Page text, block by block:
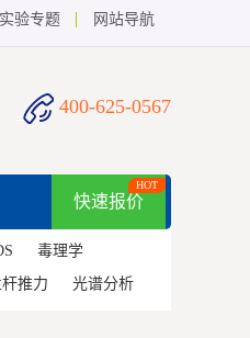
验专题 网站导航
400-625-0567
快速报价
HOT
毒理学
推力 光谱分析